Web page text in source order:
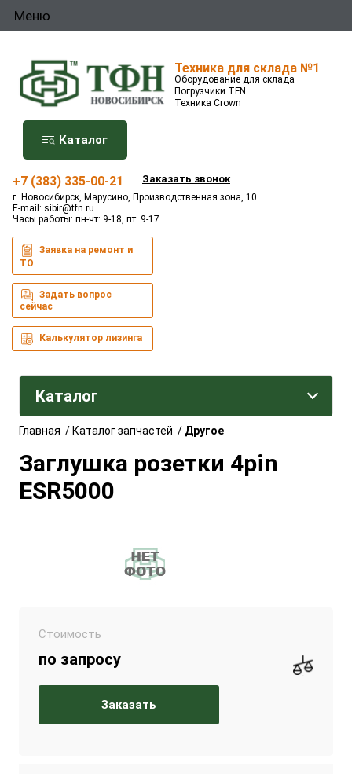
Меню
Техника для склада №1
Оборудование для склада
Погрузчики TFN
Техника Crown
Каталог
+7 (383) 335-00-21 Заказать звонок
г. Новосибирск, Марусино, Производственная зона, 10
E-mail: sibir@tfn.ru
Часы работы: пн-чт: 9-18, пт: 9-17
Заявка на ремонт и
ТО
Задать вопрос
сейчас
Калькулятор лизинга
Каталог
Главная /Каталог запчастей / Другое
Заглушка розетки 4pin
ESR5000
Стоимость
по запросу
Заказать